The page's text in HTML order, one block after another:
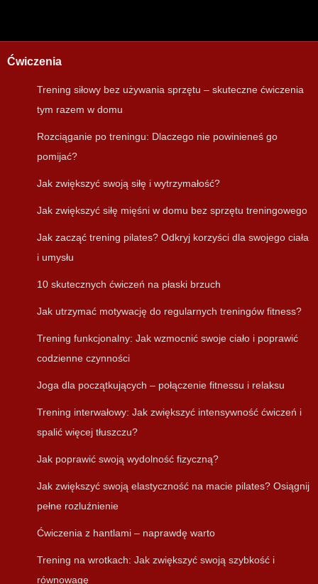
Ćwiczenia
Trening siłowy bez używania sprzętu – skuteczne ćwiczenia
tym razem w domu
Rozciąganie po treningu: Dlaczego nie powinieneś go
pomijać?
Jak zwiększyć swoją siłę i wytrzymałość?
Jak zwiększyć siłę mięśni w domu bez sprzętu treningowego
Jak zacząć trening pilates? Odkryj korzyści dla swojego ciała
i umysłu
10 skutecznych ćwiczeń na płaski brzuch
Jak utrzymać motywację do regularnych treningów fitness?
Trening funkcjonalny: Jak wzmocnić swoje ciało i poprawić
codzienne czynności
Joga dla początkujących – połączenie fitnessu i relaksu
Trening interwałowy: Jak zwiększyć intensywność ćwiczeń i
spalić więcej tłuszczu?
Jak poprawić swoją wydolność fizyczną?
Jak zwiększyć swoją elastyczność na macie pilates? Osiągnij
pełne rozluźnienie
Ćwiczenia z hantlami – naprawdę warto
Trening na wrotkach: Jak zwiększyć swoją szybkość i
równowagę